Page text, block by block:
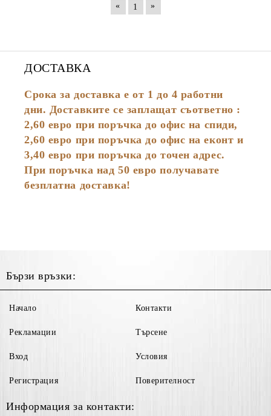
«
1 »
ДОСТАВКА
Срока за доставка е от 1 до 4 работни
дни. Доставките се заплащат съответно :
2,60 евро при поръчка до офис на спиди,
2,60 евро при поръчка до офис на еконт и
3,40 евро при поръчка до точен адрес.
При поръчка над 50 евро получавате
безплатна доставка!
Бързи връзки:
Начало
Рекламации
Вход
Регистрация
Контакти
Търсене
Условия
Поверителност
Информация за контакти: